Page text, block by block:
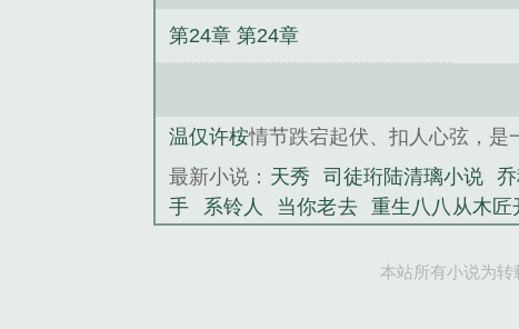
第24章 第24章
温仅许桉情节跌宕起伏、扣人心弦，
最新小说： 天秀 司徒珩陆清璃小说
手
系铃人 当你老去 重生八八从木匠
本站所有小说为转